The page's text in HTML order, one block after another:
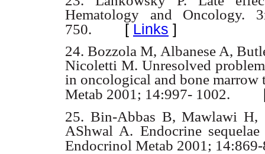
Hematology and Oncology.
750. [ Links ]
24. Bozzola M, Albanese A,
Nicoletti M. Unresolved
in oncological and bone marrow
Metab 2001; 14:997- 1002.
25. Bin-Abbas B, Mawlawi H,
AShwal A. Endocrine
Endocrinol Metab 2001;